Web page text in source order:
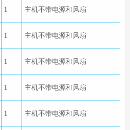
1 主机不带电源和风扇
1 主机不带电源和风扇
1 主机不带电源和风扇
1 主机不带电源和风扇
1 主机不带电源和风扇